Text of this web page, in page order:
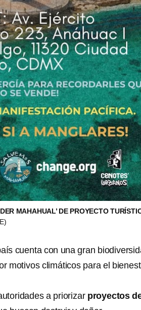
MAHAHUAL’ DE PROYECTO
cuenta con una gran
motivos climáticos para el
a priorizar proyectos